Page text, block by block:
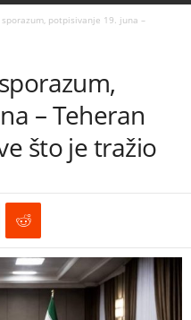
potpisivanje 19. juna –
– Teheran
što je tražio